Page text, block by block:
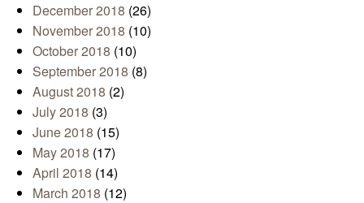
December 2018 (26)
November 2018 (10)
October 2018 (10)
September 2018 (8)
August 2018 (2)
July 2018 (3)
June 2018 (15)
May 2018 (17)
April 2018 (14)
March 2018 (12)